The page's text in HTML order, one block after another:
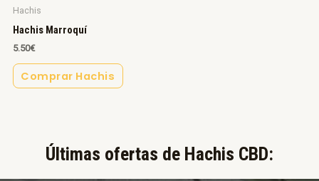
Hachis
Hachis Marroquí
5.50€
Comprar Hachis
Últimas ofertas de Hachis CBD:​